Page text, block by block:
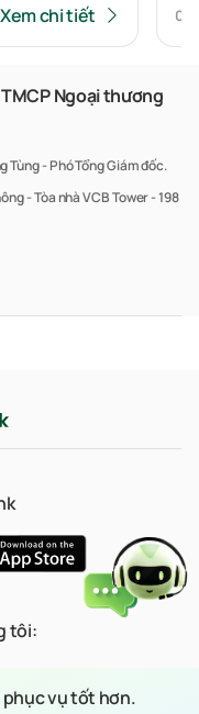
Xem chi tiết
Ngoại thương
Tùng - Phó Tổng Giám đốc.
- Tòa nhà VCB Tower - 198
tôi:
vụ tốt hơn.